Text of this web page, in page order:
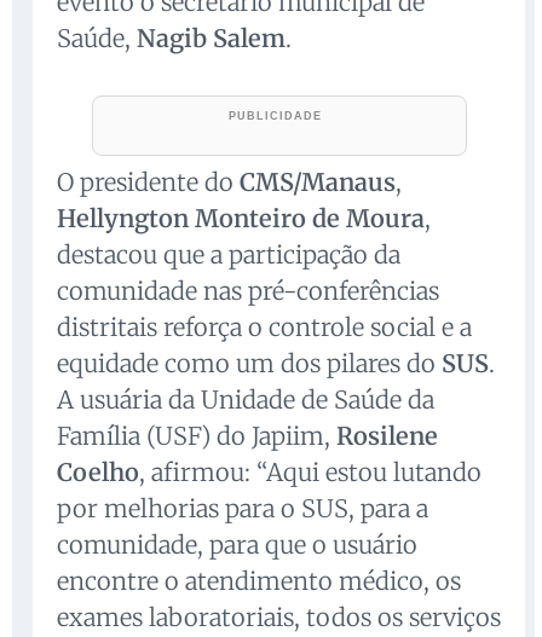
Saúde, Nagib Salem.
O presidente do CMS/Manaus,
Hellyngton Monteiro de Moura,
destacou que a participação da
comunidade nas pré-conferências
distritais reforça o controle social e a
equidade como um dos pilares do SUS.
A usuária da Unidade de Saúde da
Família (USF) do Japiim, Rosilene
Coelho, afirmou: “Aqui estou lutando
por melhorias para o SUS, para a
comunidade, para que o usuário
encontre o atendimento médico, os
exames laboratoriais, todos os serviços